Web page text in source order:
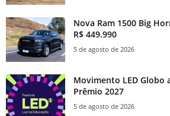
Nova Ram 1500 Big
R$ 449.990
5 de agosto de 2026
Movimento LED Globo
Prêmio 2027
5 de agosto de 2026